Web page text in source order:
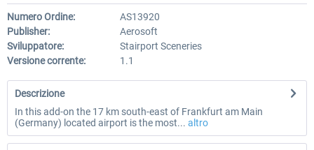
Numero Ordine:
AS13920
Publisher:
Aerosoft
Sviluppatore:
Stairport Sceneries
Versione corrente:
1.1
Descrizione
In this add-on the 17 km south-east of Frankfurt am Main
(Germany) located airport is the most... altro